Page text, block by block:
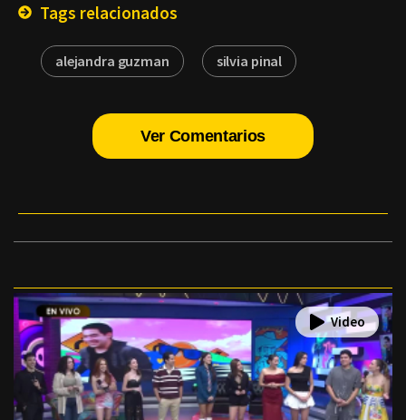
Tags relacionados
alejandra guzman silvia pinal
Ver Comentarios